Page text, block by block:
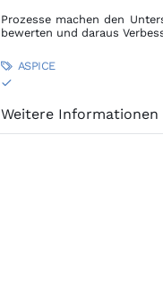
Prozesse machen den
bewerten und daraus
 ASPICE
S
Weitere Informationen